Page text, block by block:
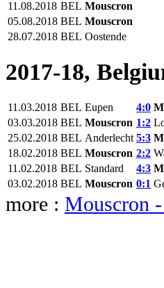
11.08.2018 BEL Mouscron‎
05.08.2018 BEL Mouscron‎
28.07.2018 BEL Oostende
2017-18,
11.03.2018 BEL Eupen 4:0
03.03.2018 BEL Mouscron‎ 1:2
25.02.2018 BEL Anderlecht 5:3
18.02.2018 BEL Mouscron‎ 2:2
11.02.2018 BEL Standard 4:3
03.02.2018 BEL Mouscron‎ 0:1
more : Mouscron‎